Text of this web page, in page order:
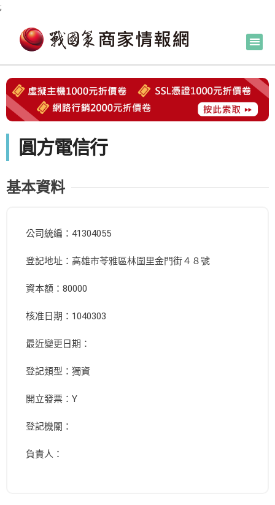
;
圓方電信行
基本資料
公司統編：41304055
登記地址：高雄市苓雅區林圍里金門街４８號
資本額：80000
核准日期：1040303
最近變更日期：
登記類型：獨資
開立發票：Y
登記機關：
負責人：